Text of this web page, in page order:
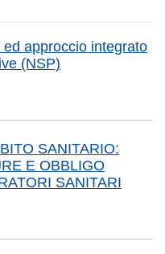
approccio integrato
(NSP)
SANITARIO:
E OBBLIGO
SANITARI